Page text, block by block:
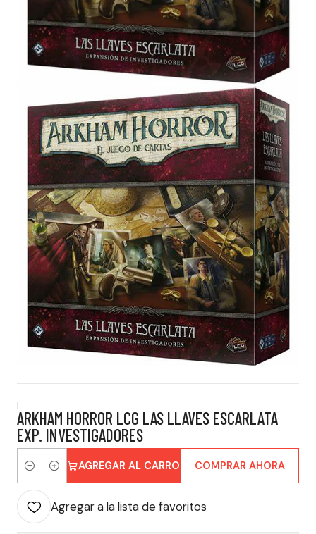
|
ARKHAM HORROR LCG LAS LLAVES ESCARLATA
EXP. INVESTIGADORES
Cantidad
AGREGAR AL CARRO COMPRAR AHORA
Agregar a la lista de favoritos